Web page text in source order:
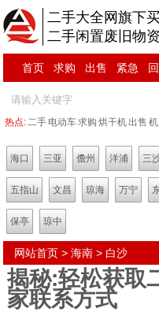
二手大全网旗下
二手闲置废旧物
首页 求购 出售 紧急
热点:二手 电动车求购 烘干机出售
海口 三亚 儋州 洋浦 三
五指山 文昌 琼海 万宁
保亭 琼中
网站首页 >海南 > 白沙
揭秘:轻松获取
家联系方式